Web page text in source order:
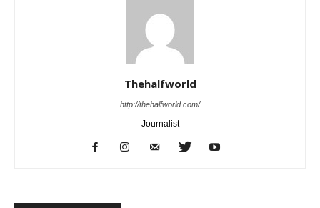
Thehalfworld
http://thehalfworld.com/
Journalist